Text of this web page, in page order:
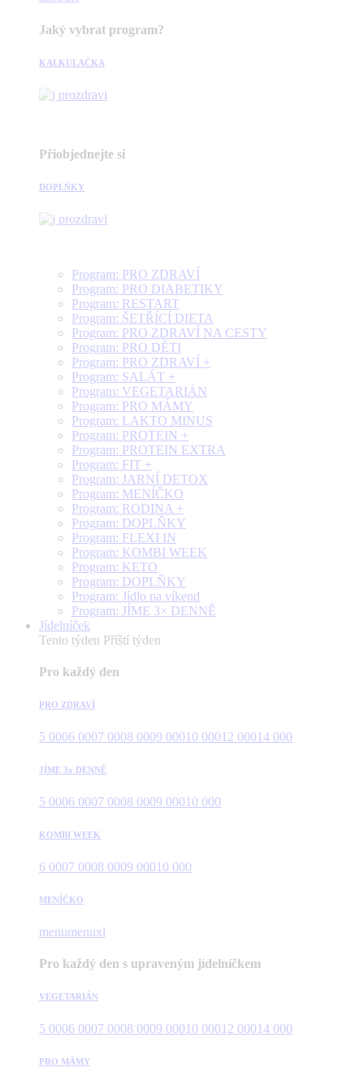
Jaký vybrat program?
KALKULAČKA
Přiobjednejte si
DOPLŇKY
Program: PRO ZDRAVÍ
Program: PRO DIABETIKY
Program: RESTART
Program: ŠETŘÍCÍ DIETA
Program: PRO ZDRAVÍ NA CESTY
Program: PRO DĚTI
Program: PRO ZDRAVÍ +
Program: SALÁT +
Program: VEGETARIÁN
Program: PRO MÁMY
Program: LAKTO MINUS
Program: PROTEIN +
Program: PROTEIN EXTRA
Program: FIT +
Program: JARNÍ DETOX
Program: MENÍČKO
Program: RODINA +
Program: DOPLŇKY
Program: FLEXI IN
Program: KOMBI WEEK
Program: KETO
Program: DOPLŇKY
Program: Jídlo na víkend
Program: JÍME 3× DENNĚ
Jídelníček
Tento týden Příští týden
Pro každý den
PRO ZDRAVÍ
5 0006 0007 0008 0009 00010 00012 00014 000
JÍME 3x DENNĚ
5 0006 0007 0008 0009 00010 000
KOMBI WEEK
6 0007 0008 0009 00010 000
MENÍČKO
menumenuxl
Pro každý den s upraveným jídelníčkem
VEGETARIÁN
5 0006 0007 0008 0009 00010 00012 00014 000
PRO MÁMY